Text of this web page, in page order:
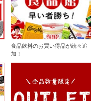
食品飲料のお買い得品が続々追
加！